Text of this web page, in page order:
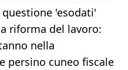
'esodati'
riforma del lavoro:
nella
persino cuneo fiscale